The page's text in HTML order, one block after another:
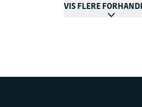
VIS FLERE